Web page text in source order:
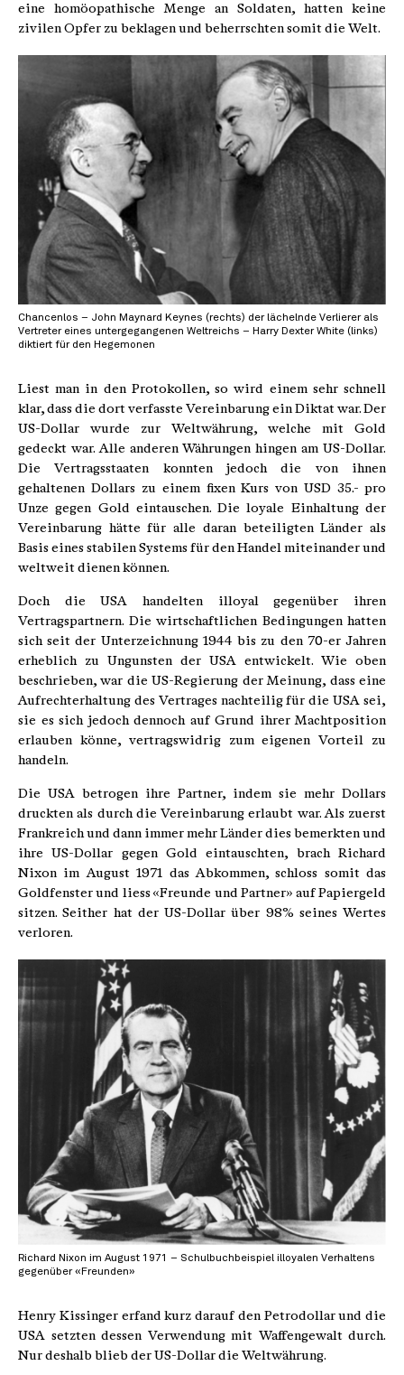
eine homöopathische Menge an Soldaten, hatten keine
zivilen Opfer zu beklagen und beherrschten somit die Welt.
Chancenlos – John Maynard Keynes (rechts) der lächelnde Verlierer als
Vertreter eines untergegangenen Weltreichs – Harry Dexter White (links)
diktiert für den Hegemonen
Liest man in den Protokollen, so wird einem sehr schnell
klar, dass die dort verfasste Vereinbarung ein Diktat war. Der
US-Dollar wurde zur Weltwährung, welche mit Gold
gedeckt war. Alle anderen Währungen hingen am US-Dollar.
Die Vertragsstaaten konnten jedoch die von ihnen
gehaltenen Dollars zu einem fixen Kurs von USD 35.- pro
Unze gegen Gold eintauschen. Die loyale Einhaltung der
Vereinbarung hätte für alle daran beteiligten Länder als
Basis eines stabilen Systems für den Handel miteinander und
weltweit dienen können.
Doch die USA handelten illoyal gegenüber ihren
Vertragspartnern. Die wirtschaftlichen Bedingungen hatten
sich seit der Unterzeichnung 1944 bis zu den 70-er Jahren
erheblich zu Ungunsten der USA entwickelt. Wie oben
beschrieben, war die US-Regierung der Meinung, dass eine
Aufrechterhaltung des Vertrages nachteilig für die USA sei,
sie es sich jedoch dennoch auf Grund ihrer Machtposition
erlauben könne, vertragswidrig zum eigenen Vorteil zu
handeln.
Die USA betrogen ihre Partner, indem sie mehr Dollars
druckten als durch die Vereinbarung erlaubt war. Als zuerst
Frankreich und dann immer mehr Länder dies bemerkten und
ihre US-Dollar gegen Gold eintauschten, brach Richard
Nixon im August 1971 das Abkommen, schloss somit das
Goldfenster und liess «Freunde und Partner» auf Papiergeld
sitzen. Seither hat der US-Dollar über 98% seines Wertes
verloren.
Richard Nixon im August 1971 – Schulbuchbeispiel illoyalen Verhaltens
gegenüber «Freunden»
Henry Kissinger erfand kurz darauf den Petrodollar und die
USA setzten dessen Verwendung mit Waffengewalt durch.
Nur deshalb blieb der US-Dollar die Weltwährung.